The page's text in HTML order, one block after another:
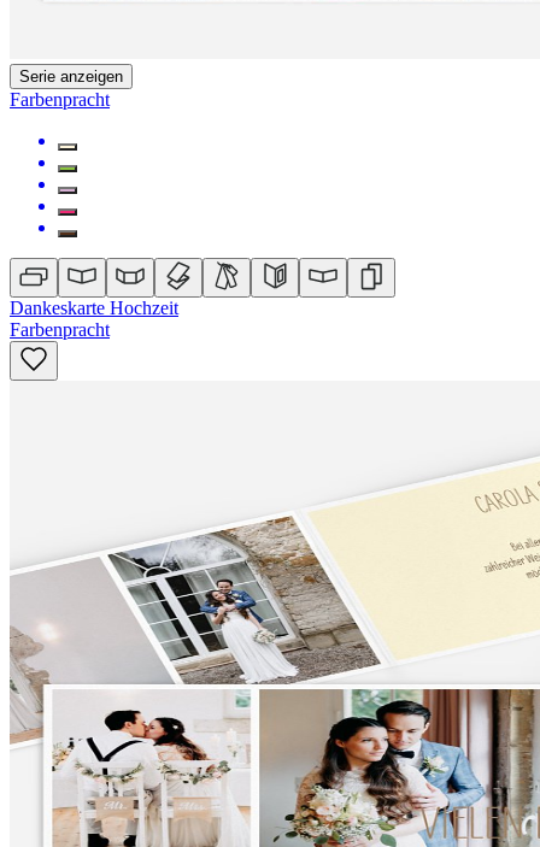
Serie anzeigen
Farbenpracht
Dankeskarte Hochzeit
Farbenpracht